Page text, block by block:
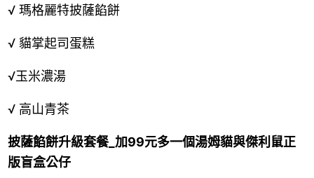
√ 瑪格麗特披薩餡餅
√ 貓掌起司蛋糕
√玉米濃湯
√ 高山青茶
披薩餡餅升級套餐_加99元多一個湯姆貓與傑利鼠正
版盲盒公仔